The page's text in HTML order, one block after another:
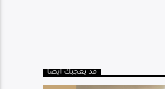
قد يعجبك أيضا